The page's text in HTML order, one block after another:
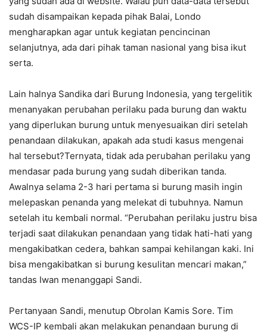
sudah disampaikan kepada pihak Balai, Londo
mengharapkan agar untuk kegiatan pencincinan
selanjutnya, ada dari pihak taman nasional yang bisa ikut
serta.
Lain halnya Sandika dari Burung Indonesia, yang tergelitik
menanyakan perubahan perilaku pada burung dan waktu
yang diperlukan burung untuk menyesuaikan diri setelah
penandaan dilakukan, apakah ada studi kasus mengenai
hal tersebut?Ternyata, tidak ada perubahan perilaku yang
mendasar pada burung yang sudah diberikan tanda.
Awalnya selama 2-3 hari pertama si burung masih ingin
melepaskan penanda yang melekat di tubuhnya. Namun
setelah itu kembali normal. “Perubahan perilaku justru bisa
terjadi saat dilakukan penandaan yang tidak hati-hati yang
mengakibatkan cedera, bahkan sampai kehilangan kaki. Ini
bisa mengakibatkan si burung kesulitan mencari makan,”
tandas Iwan menanggapi Sandi.
Pertanyaan Sandi, menutup Obrolan Kamis Sore. Tim
WCS-IP kembali akan melakukan penandaan burung di